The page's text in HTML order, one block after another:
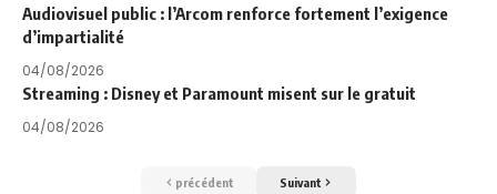
Audiovisuel public : l’Arcom renforce fortement l’exigence
d’impartialité
04/08/2026
Streaming : Disney et Paramount misent sur le gratuit
04/08/2026
précédent Suivant